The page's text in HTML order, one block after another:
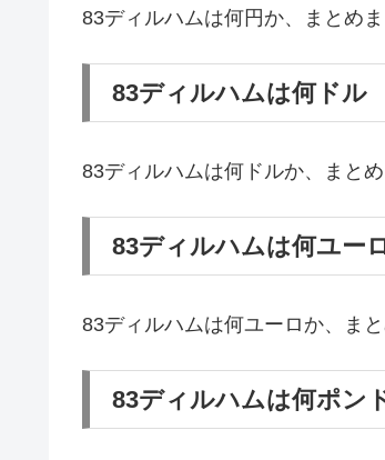
83ディルハムは何円か、まとめま
83ディルハムは何ドル
83ディルハムは何ドルか、まとめ
83ディルハムは何ユー
83ディルハムは何ユーロか、まと
83ディルハムは何ポン